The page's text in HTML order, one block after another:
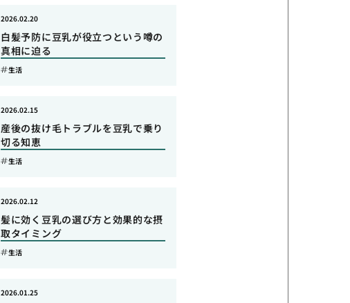
白髪予防に豆乳が役立つという噂の
真相に迫る
2026.02.20
生活
産後の抜け毛トラブルを豆乳で乗り
切る知恵
2026.02.15
生活
髪に効く豆乳の選び方と効果的な摂
取タイミング
2026.02.12
生活
2026.01.25